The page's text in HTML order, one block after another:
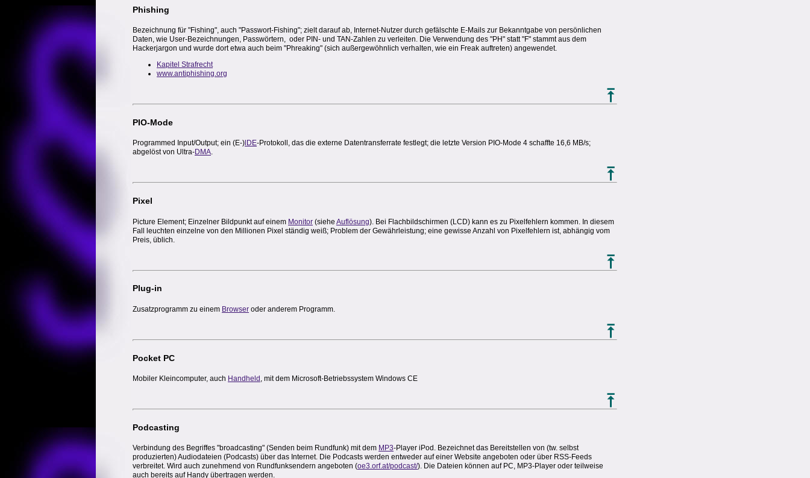
Phishing
Bezeichnung für "Fishing", auch "Passwort-Fishing"; zielt darauf ab, Internet-Nutzer durch gefälschte E-Mails zur Bekanntgabe von persönlichen
Daten, wie User-Bezeichnungen, Passwörtern, oder PIN- und TAN-Zahlen zu verleiten. Die Verwendung des "PH" statt "F" stammt aus dem
Hackerjargon und wurde dort etwa auch beim "Phreaking" (sich außergewöhnlich verhalten, wie ein Freak auftreten) angewendet.
Kapitel Strafrecht
www.antiphishing.org
PIO-Mode
Programmed Input/Output; ein (E-) lDE-Protokoll, das die externe Datentransferrate festlegt; die letzte Version PIO-Mode 4 schaffte 16,6 MB/s;
abgelöst von Ultra-DMA.
Pixel
Picture Element; Einzelner Bildpunkt auf einem Monitor (siehe Auflösung). Bei Flachbildschirmen (LCD) kann es zu Pixelfehlern kommen. In diesem
Fall leuchten einzelne von den Millionen Pixel ständig weiß; Problem der Gewährleistung; eine gewisse Anzahl von Pixelfehlern ist, abhängig vom
Preis, üblich.
Plug-in
Zusatzprogramm zu einem Browser oder anderem Programm.
Pocket PC
Mobiler Kleincomputer, auch Handheld , mit dem Microsoft-Betriebssystem Windows CE
Podcasting
Verbindung des Begriffes "broadcasting" (Senden beim Rundfunk) mit dem MP3-Player iPod. Bezeichnet das Bereitstellen von (tw. selbst
produzierten) Audiodateien (Podcasts) über das Internet. Die Podcasts werden entweder auf einer Website angeboten oder über RSS-Feeds
verbreitet. Wird auch zunehmend von Rundfunksendern angeboten (oe3.orf.at/podcast/). Die Dateien können auf PC, MP3-Player oder teilweise
auch bereits auf Handy übertragen werden.